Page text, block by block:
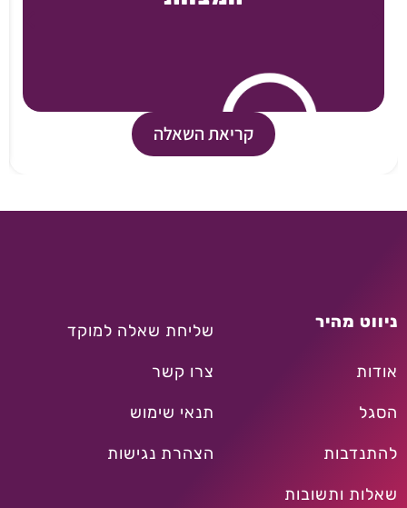
קריאת השאלה
ניווט מהיר
אודות
הסגל
להתנדבות
שאלות ותשובות
שליחת שאלה למוקד
צרו קשר
תנאי שימוש
הצהרת נגישות